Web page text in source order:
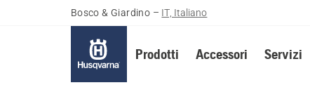
Bosco & Giardino – IT, Italiano
Prodotti Accessori Servizi